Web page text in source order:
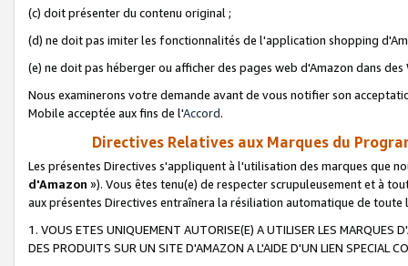
(c) doit présenter du contenu original ;
(d) ne doit pas imiter les fonctionnalités de l'application shopping
(e) ne doit pas héberger ou afficher des pages web d'Amazon dans
Nous examinerons votre demande avant de vous notifier son
Mobile acceptée aux fins de l'Accord.
Directives Relatives aux Marques du
Les présentes Directives s'appliquent à l'utilisation des marques que
d'Amazon »). Vous êtes tenu(e) de respecter scrupuleusement et à
aux présentes Directives entraînera la résiliation automatique de
1. VOUS ETES UNIQUEMENT AUTORISE(E) A UTILISER LES MARQUES
DES PRODUITS SUR UN SITE D'AMAZON A L'AIDE D'UN LIEN SPECIAL